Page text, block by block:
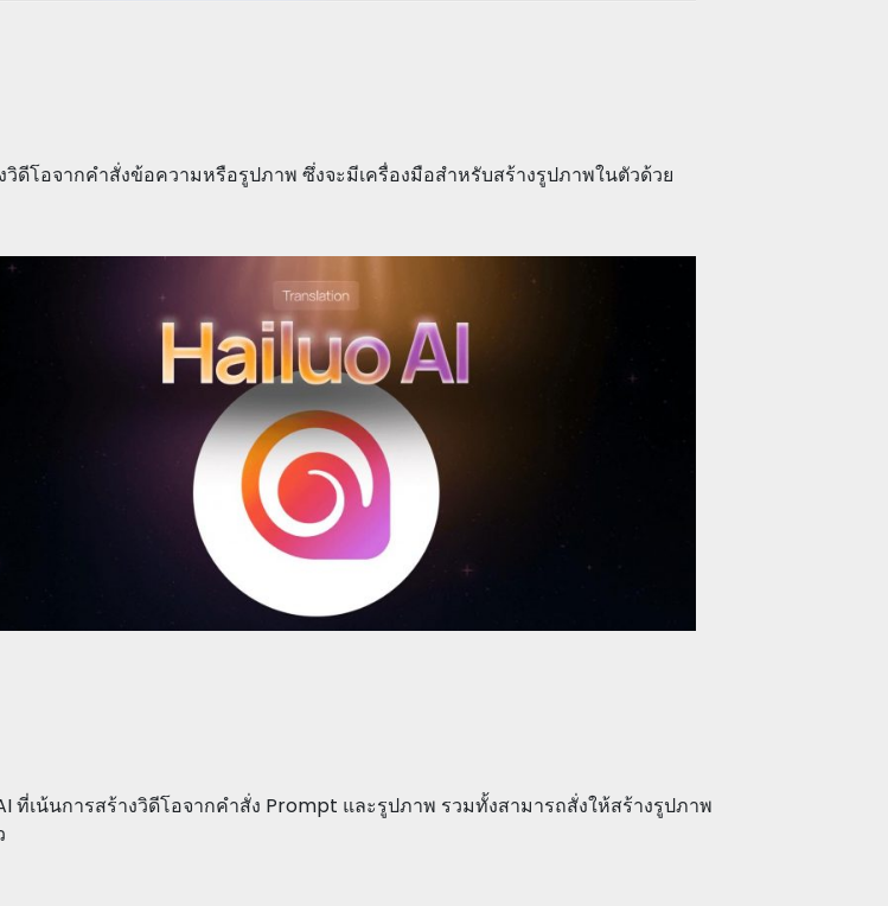
วิดีโอจากคำสั่งข้อความหรือรูปภาพ ซึ่งจะมีเครื่องมือสำหรับสร้างรูปภาพในตัวด้วย
ที่เน้นการสร้างวิดีโอจากคำสั่ง Prompt และรูปภาพ รวมทั้งสามารถสั่งให้สร้างรูปภาพ